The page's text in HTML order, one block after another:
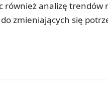
również analizę trendów
zmieniających się